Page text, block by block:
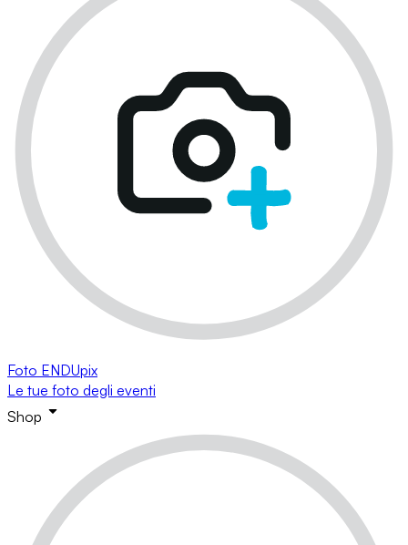
Foto ENDUpix
Le tue foto degli eventi
Shop